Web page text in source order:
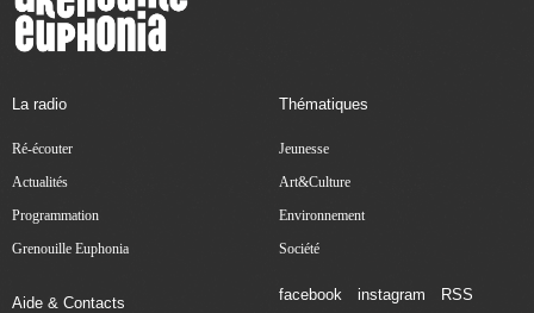
La radio
Ré-écouter
Actualités
Programmation
Grenouille Euphonia
Thématiques
Jeunesse
Art&Culture
Environnement
Société
Aide & Contacts facebook instagram RSS